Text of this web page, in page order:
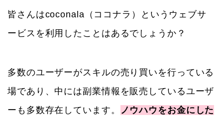
皆さんはcoconala（ココナラ）というウェブサ
ービスを利用したことはあるでしょうか？
多数のユーザーがスキルの売り買いを行っている
場であり、中には副業情報を販売しているユーザ
ーも多数存在しています。
ノウハウをお金にした